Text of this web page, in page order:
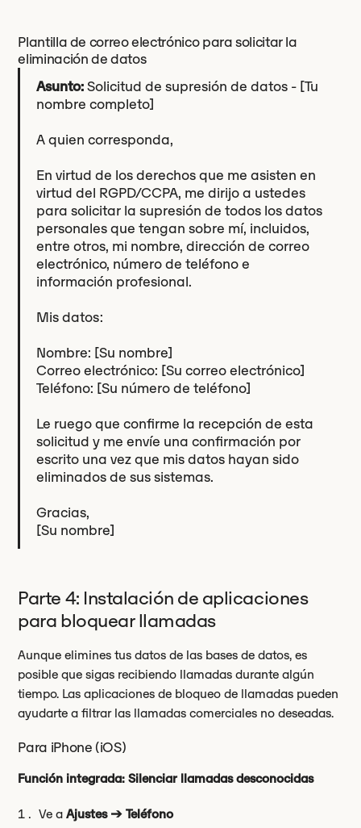
Plantilla de correo electrónico para solicitar la
eliminación de datos
Asunto:Solicitud de supresión de datos - [Tu
nombre completo]
A quien corresponda,
En virtud de los derechos que me asisten en
virtud del RGPD/CCPA, me dirijo a ustedes
para solicitar la supresión de todos los datos
personales que tengan sobre mí, incluidos,
entre otros, mi nombre, dirección de correo
electrónico, número de teléfono e
información profesional.
Mis datos:
Nombre: [Su nombre]
Correo electrónico: [Su correo electrónico]
Teléfono: [Su número de teléfono]
Le ruego que confirme la recepción de esta
solicitud y me envíe una confirmación por
escrito una vez que mis datos hayan sido
eliminados de sus sistemas.
Gracias,
[Su nombre]
Parte 4: Instalación de aplicaciones
para bloquear llamadas
Aunque elimines tus datos de las bases de datos, es
posible que sigas recibiendo llamadas durante algún
tiempo. Las aplicaciones de bloqueo de llamadas pueden
ayudarte a filtrar las llamadas comerciales no deseadas.
Para iPhone (iOS)
Función integrada: Silenciar llamadas desconocidas
Ve aAjustes → Teléfono